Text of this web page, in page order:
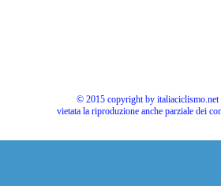
© 2015 copyright by
vietata la riproduzione anche parziale dei